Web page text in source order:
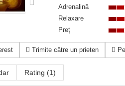
Adrenalină
Relaxare
Preț
Trimite către un prieten
Rating (1)